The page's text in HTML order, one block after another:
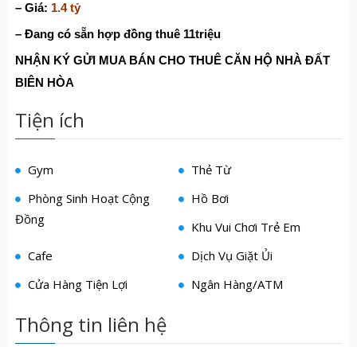
– Giá: 1.4 tỷ
– Đang có sẵn hợp đồng thuê 11triệu
NHẬN KÝ GỬI MUA BÁN CHO THUÊ CĂN HỘ NHÀ ĐẤT
BIÊN HÒA
Tiện ích
Gym
Thẻ Từ
Phòng Sinh Hoạt Cộng
Đồng
Hồ Bơi
Khu Vui Chơi Trẻ Em
Cafe
Dịch Vụ Giặt Ủi
Cửa Hàng Tiện Lợi
Ngân Hàng/ATM
Thông tin liên hệ